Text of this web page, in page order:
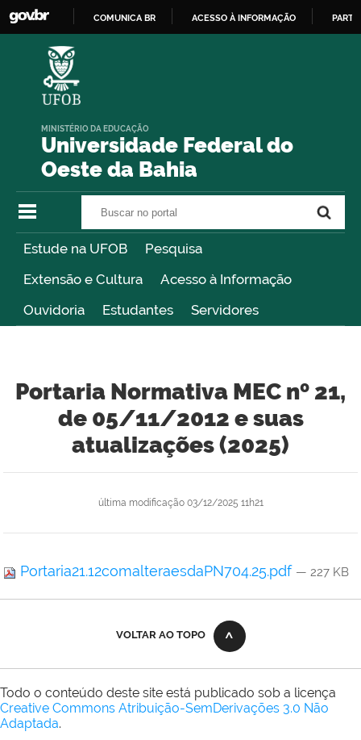
COMUNICA BR ACESSO À INFORMAÇÃO
Universidade Federal do
Oeste da Bahia
MINISTÉRIO DA EDUCAÇÃO
Estude na UFOB
Pesquisa
Extensão e Cultura
Acesso à Informação
Ouvidoria
Estudantes Servidores
Portaria Normativa MEC nº 21,
de 05/11/2012 e suas
atualizações (2025)
última modificação03/12/2025 11h21
Portaria21.12comalteraesdaPN704.25.pdf — 227 KB
VOLTAR AO TOPO
Todo o conteúdo deste site está publicado sob a licença
Creative Commons Atribuição-SemDerivações 3.0 Não
Adaptada.